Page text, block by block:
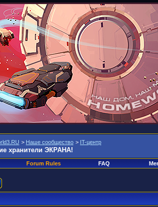
> Наше сообщество > IT-центр
хранители ЭКРАНА!
Forum Rules FAQ